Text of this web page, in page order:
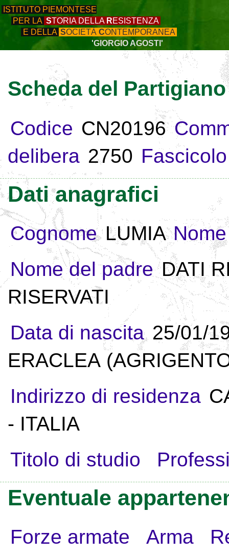
ISTITUTO PIEMONTESE
PER LA STORIA DELLA RESISTENZA
E DELLA SOCIETÀ CONTEMPORANEA
'GIORGIO AGOSTI'
Scheda del Partigiano
Codice CN20196
delibera 2750 Fascicolo
Dati anagrafici
Cognome LUMIA Nome
Nome del padre DATI
RISERVATI
Data di nascita 25/01/
ERACLEA
Indirizzo di residenza
- ITALIA
Titolo di studio
Eventuale
Forze armate Arma